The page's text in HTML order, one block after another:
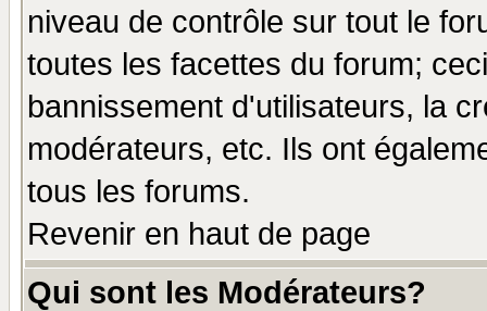
niveau de contrôle sur tout le
toutes les facettes du forum;
bannissement d'utilisateurs, la
modérateurs, etc. Ils ont
tous les forums.
Revenir en haut de page
Qui sont les Modérateurs?